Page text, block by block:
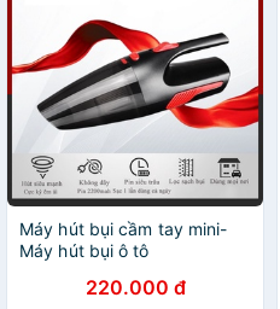
Máy hút bụi cầm tay mini-
Máy hút bụi ô tô
220.000 đ